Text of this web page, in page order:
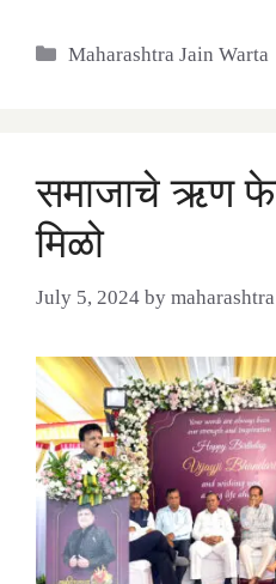
Categories
Maharashtra Jain Warta
समाजाचे ऋण
मिळो
July 5, 2024 by